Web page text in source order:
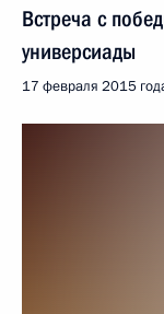
Встреча с
универсиады
17 февраля 2015